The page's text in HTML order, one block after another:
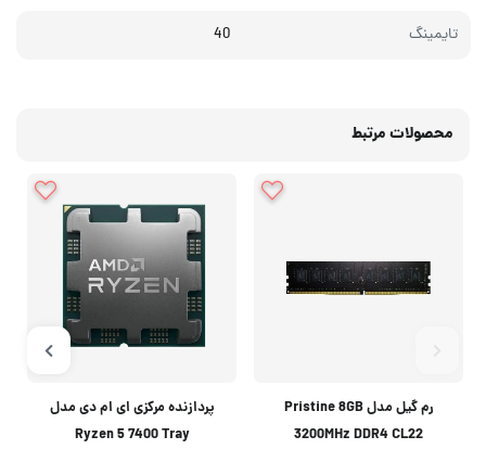
تایمینگ 40
محصولات مرتبط
رم گیل مدل Pristine 8GB
3200MHz DDR4 CL22
پردازنده مرکزی ای ام دی مدل
Ryzen 5 7400 Tray